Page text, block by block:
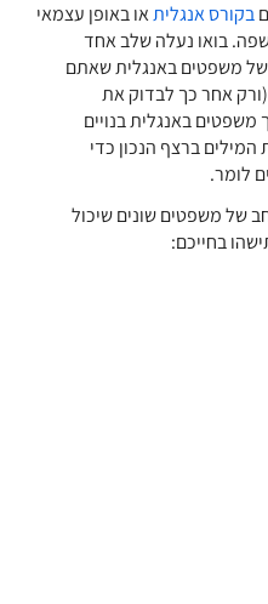
בקורס אנגליתאו באופן עצמאי
בואו נעלה שלב אחד
משפטים באנגלית שאתם
(ורק אחר כך לבדוק את
באנגלית בנויים
ברצף הנכון כדי
לומר.
של משפטים שונים שיכול
בחייכם: